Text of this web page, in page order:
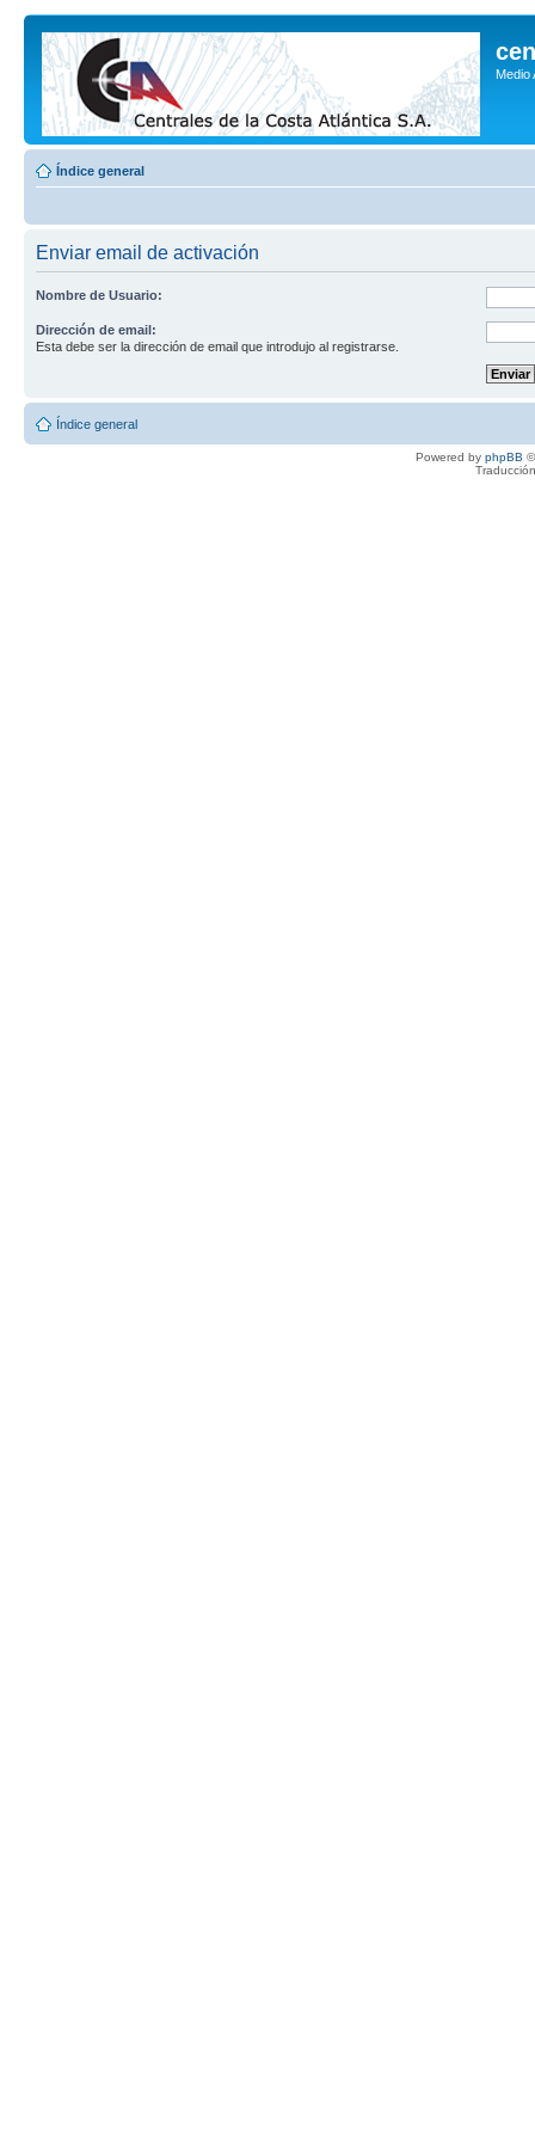
Medio
Índice general
Enviar email de activación
Nombre de Usuario:
Dirección de email:
Esta debe ser la dirección de email que introdujo al registrarse.
Índice general
Powered by phpBB